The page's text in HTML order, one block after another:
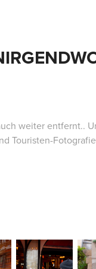
weiter entfernt..
Touristen-